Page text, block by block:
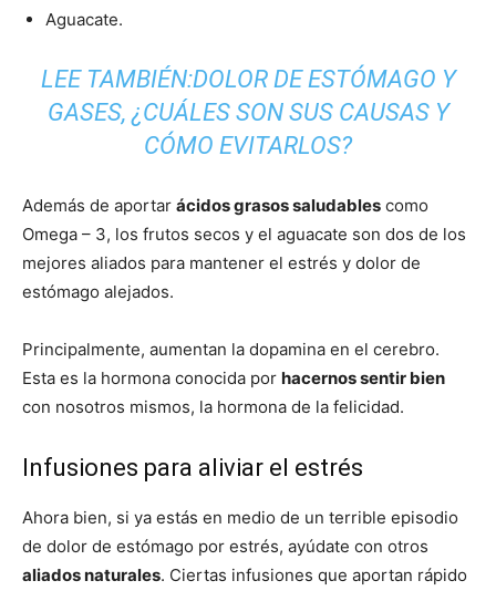
Aguacate.
LEE TAMBIÉN:DOLOR DE ESTÓMAGO Y
GASES, ¿CUÁLES SON SUS CAUSAS Y
CÓMO EVITARLOS?
Además de aportar ácidos grasos saludables como
Omega – 3, los frutos secos y el aguacate son dos de los
mejores aliados para mantener el estrés y dolor de
estómago alejados.
Principalmente, aumentan la dopamina en el cerebro.
Esta es la hormona conocida por hacernos sentir bien
con nosotros mismos, la hormona de la felicidad.
Infusiones para aliviar el estrés
Ahora bien, si ya estás en medio de un terrible episodio
de dolor de estómago por estrés, ayúdate con otros
aliados naturales. Ciertas infusiones que aportan rápido